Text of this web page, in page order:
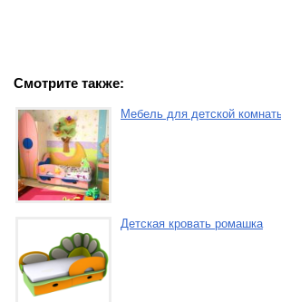
Смотрите также:
Мебель для детской
Детская кровать ромашка